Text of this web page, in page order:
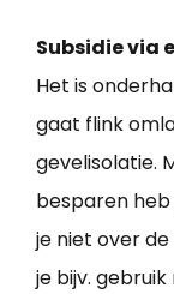
Subsidie via
Het is
gaat flink
gevelisolatie.
besparen
je niet over
je bijv.